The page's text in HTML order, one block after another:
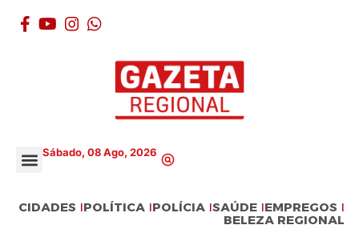
Sábado, 08 Ago, 2026
CIDADES POLÍTICA POLÍCIA SAÚDE EMPREGOS
BELEZA REGIONAL